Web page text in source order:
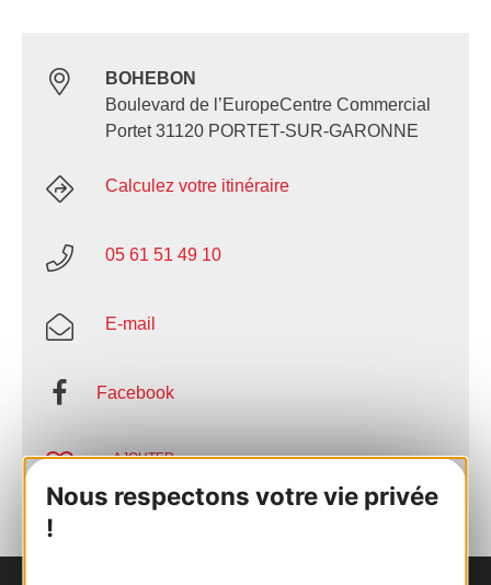
Nous respectons votre vie privée
!
BOHEBON
Boulevard de l’EuropeCentre Commercial
Portet 31120 PORTET-SUR-GARONNE
Calculez votre itinéraire
05 61 51 49 10
E-mail
Facebook
AJOUTER